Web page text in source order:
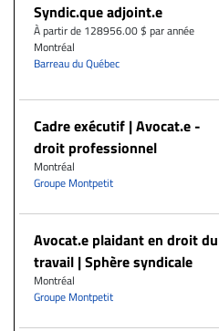
Syndic.que adjoint.e
À partir de 128956.00 $ par année
Montréal
Barreau du Québec
Cadre exécutif | Avocat.e -
droit professionnel
Montréal
Groupe Montpetit
Avocat.e plaidant en droit du
travail | Sphère syndicale
Montréal
Groupe Montpetit